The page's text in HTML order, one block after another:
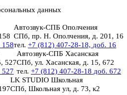
данных
158
Автозвук-СПБ Ополчения
СПб, пр. Н. Ополчения, д. 201, 16
тел. +7 (812) 407-28-18, доб. 16
527
527
Автозвук-СПБ Хасанская
СПб, ул. Хасанская, д. 15, 672
тел. +7 (812) 407-28-18 доб. 672
LK STUDIO Школьная
СПб, Школьная ул, д. 73, к2